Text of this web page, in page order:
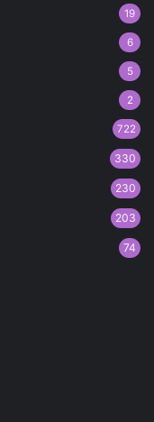
19
6
5
2
722
330
230
203
74